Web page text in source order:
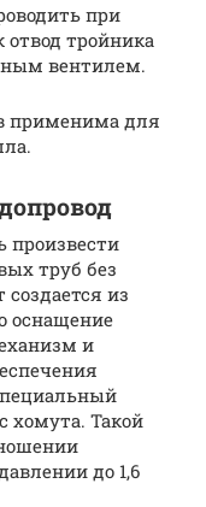
при
отвод тройника
вентилем.
применима для
произвести
труб без
из
оснащение
и
хомута. Такой
до 1,6